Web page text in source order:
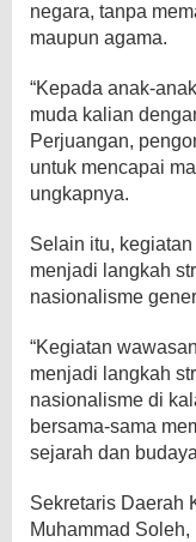
negara, tanpa
maupun agama.
“Kepada anak-
muda kalian
Perjuangan,
untuk mencapai
ungkapnya.
Selain itu,
menjadi langkah
nasionalisme
“Kegiatan
menjadi langkah
nasionalisme di
bersama-sama
sejarah dan
Sekretaris Daerah
Muhammad